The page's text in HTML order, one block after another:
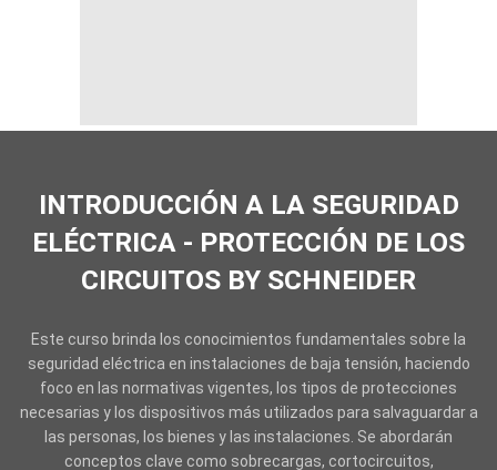
INTRODUCCIÓN A LA SEGURIDAD
ELÉCTRICA - PROTECCIÓN DE LOS
CIRCUITOS BY SCHNEIDER
Este curso brinda los conocimientos fundamentales sobre la
seguridad eléctrica en instalaciones de baja tensión, haciendo
foco en las normativas vigentes, los tipos de protecciones
necesarias y los dispositivos más utilizados para salvaguardar a
las personas, los bienes y las instalaciones. Se abordarán
conceptos clave como sobrecargas, cortocircuitos,